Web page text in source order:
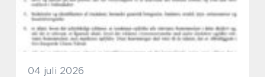
04 juli 2026